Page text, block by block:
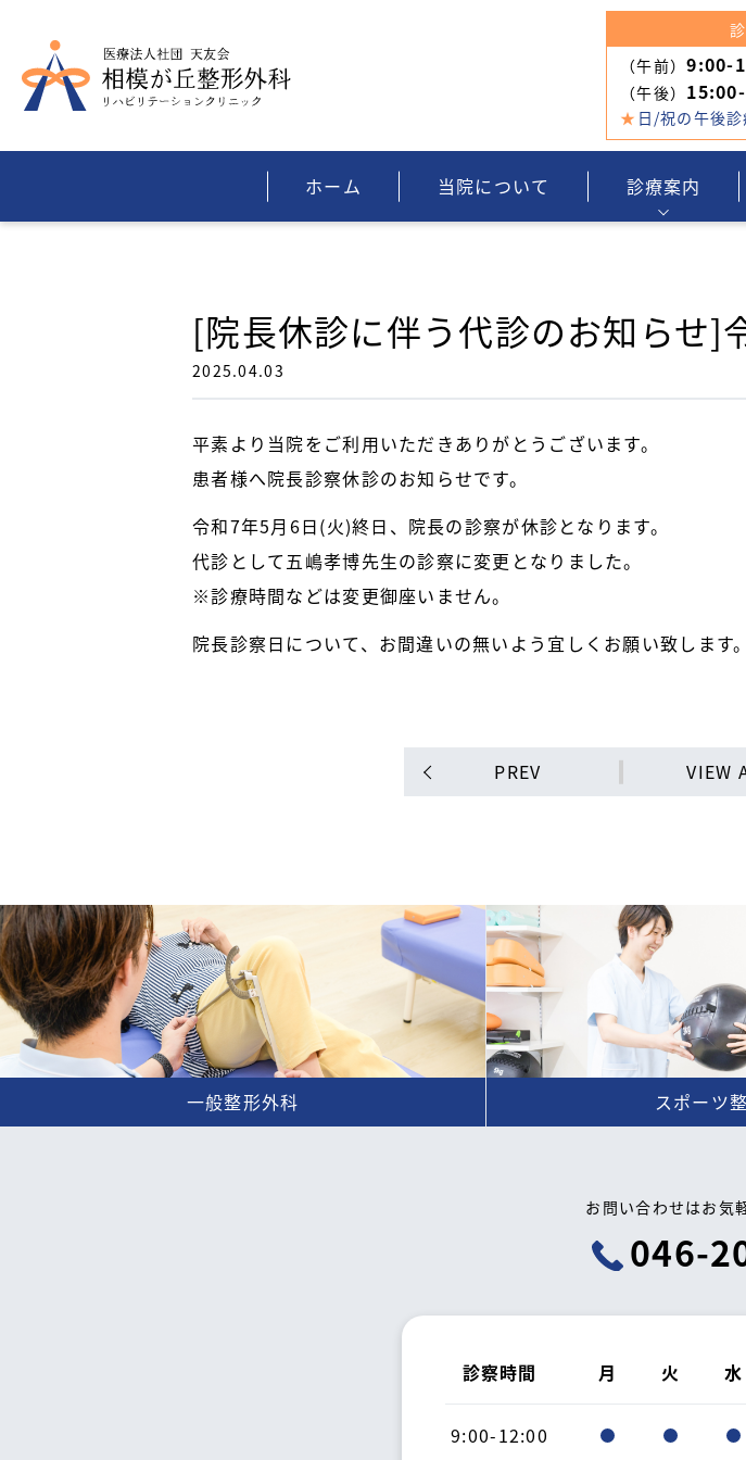
（午前）9:00-
（午後）
★ 日/祝の午後
ホーム 当院について 診療案内
[院長休診に伴う代診のお知らせ]
2025.04.03
平素より当院をご利用いただきありがとうございます。
患者様へ院長診察休診のお知らせです。
令和7年5月6日(火)終日、院長の診察が休診となります。
代診として五嶋孝博先生の診察に変更となりました。
※診療時間などは変更御座いません。
院長診察日について、お間違いの無いよう宜しくお願い致します。
PREV VIEW
一般整形外科 スポーツ
お問い合わせはお気
046-
診察時間 月 火 水
9:00-12:00